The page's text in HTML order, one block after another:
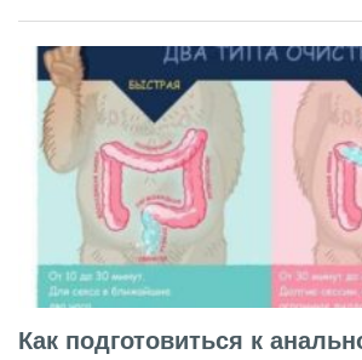
Как подготовиться к